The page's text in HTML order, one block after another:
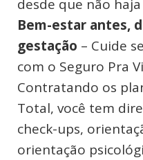
desde que não
Bem-estar antes,
gestação – Cuide
com o Seguro Pra
Contratando os
Total, você tem
check-ups,
orientação